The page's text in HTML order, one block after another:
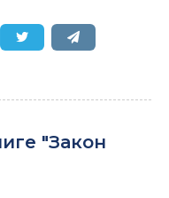
"Закон